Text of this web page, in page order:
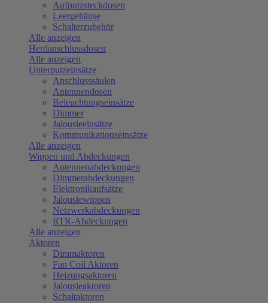
Aufputzsteckdosen
Leergehäuse
Schalterzubehör
Alle anzeigen
Herdanschlussdosen
Alle anzeigen
Unterputzeinsätze
Anschlusssäulen
Antennendosen
Beleuchtungseinsätze
Dimmer
Jalousieeinsätze
Kommunikationseinsätze
Alle anzeigen
Wippen und Abdeckungen
Antennenabdeckungen
Dimmerabdeckungen
Elektronikaufsätze
Jalousiewippen
Netzwerkabdeckungen
RTR-Abdeckungen
Alle anzeigen
Aktoren
Dimmaktoren
Fan Coil Aktoren
Heizungsaktoren
Jalousieaktoren
Schaltaktoren